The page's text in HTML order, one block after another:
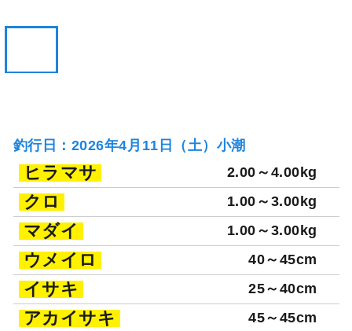
釣行日：2026年4月11日（土）小潮
ヒラマサ 2.00～4.00kg
クロ 1.00～3.00kg
マダイ 1.00～3.00kg
ウメイロ 40～45cm
イサキ 25～40cm
アカイサキ 45～45cm